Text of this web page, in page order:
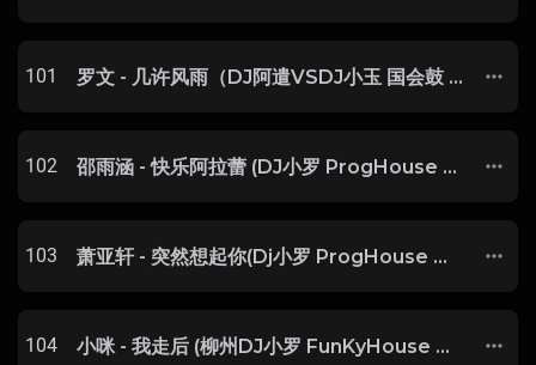
101 罗文 - 几许风雨（DJ阿遣VSDJ小玉 国会鼓 2020）
102 邵雨涵 - 快乐阿拉蕾 (DJ小罗 ProgHouse Rmx 2024)
103 萧亚轩 - 突然想起你(Dj小罗 ProgHouse Mix国语女)v2-SSSSDJ整理♪♫
104 小咪 - 我走后 (柳州DJ小罗 FunKyHouse Mix)